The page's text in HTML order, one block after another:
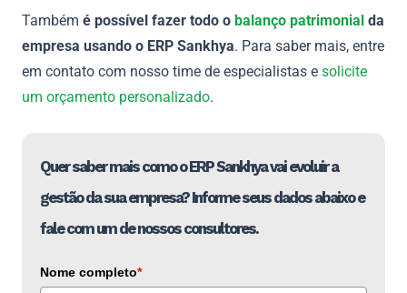
Também é possível fazer todo o balanço patrimonial da
empresa usando o ERP Sankhya. Para saber mais, entre
em contato com nosso time de especialistas e solicite
um orçamento personalizado.
Quer saber mais como o ERP Sankhya vai evoluir a
gestão da sua empresa? Informe seus dados abaixo e
fale com um de nossos consultores.
Nome completo*